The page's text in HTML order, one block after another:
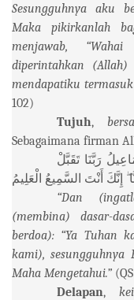
Sesungguhnya aku
Maka pikirkanlah
menjawab,
diperintahkan
mendapatiku
102)
Tujuh,
Sebagaimana firman
رَبَّنَا تَقَبَّلْ
إِنَّكَ أَنْتَ السَّمِيعُ الْعَلِيمُ
“Dan
(membina) dasar-
berdoa): “Ya Tuhan
kami), sesungguhnya
Maha Mengetahui.”
Delapan,